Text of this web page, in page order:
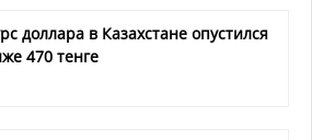
доллара в Казахстане опустился
470 тенге